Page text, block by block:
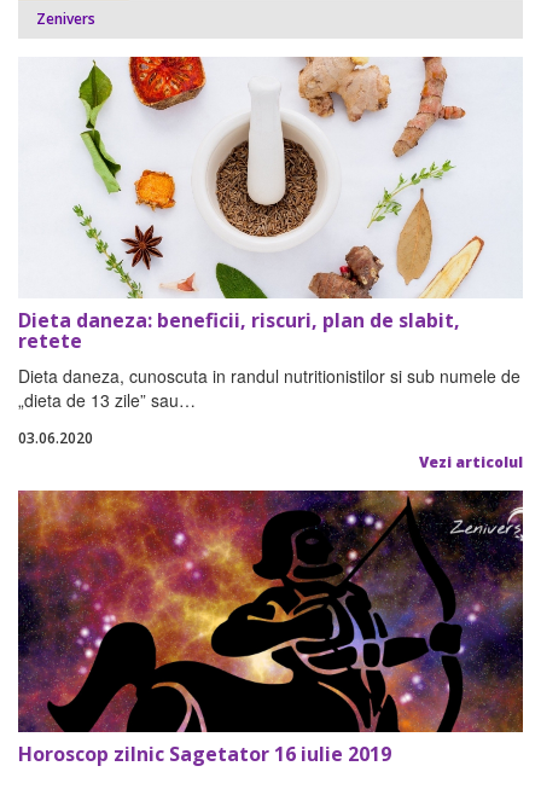
Zenivers
Dieta daneza: beneficii, riscuri, plan de slabit,
retete
Dieta daneza, cunoscuta in randul nutritionistilor si sub numele de
„dieta de 13 zile” sau…
03.06.2020
Vezi articolul
Horoscop zilnic Sagetator 16 iulie 2019